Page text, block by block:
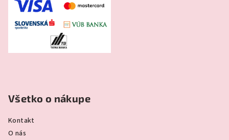
Všetko o nákupe
Kontakt
O nás